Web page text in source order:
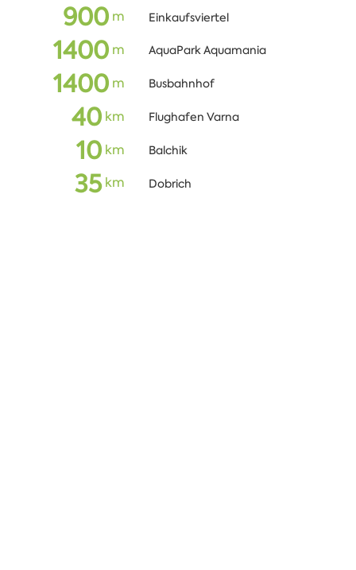
900m Einkaufsviertel
1400m AquaPark Aquamania
1400m Busbahnhof
40km Flughafen Varna
10km Balchik
35km Dobrich